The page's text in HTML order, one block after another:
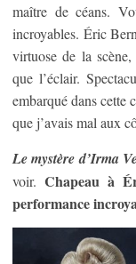
maître de céans.
incroyables. Éric
virtuose de la
que l’éclair.
embarqué dans cette
que j’avais mal aux
Le mystère d’Irma
voir. Chapeau à
performance